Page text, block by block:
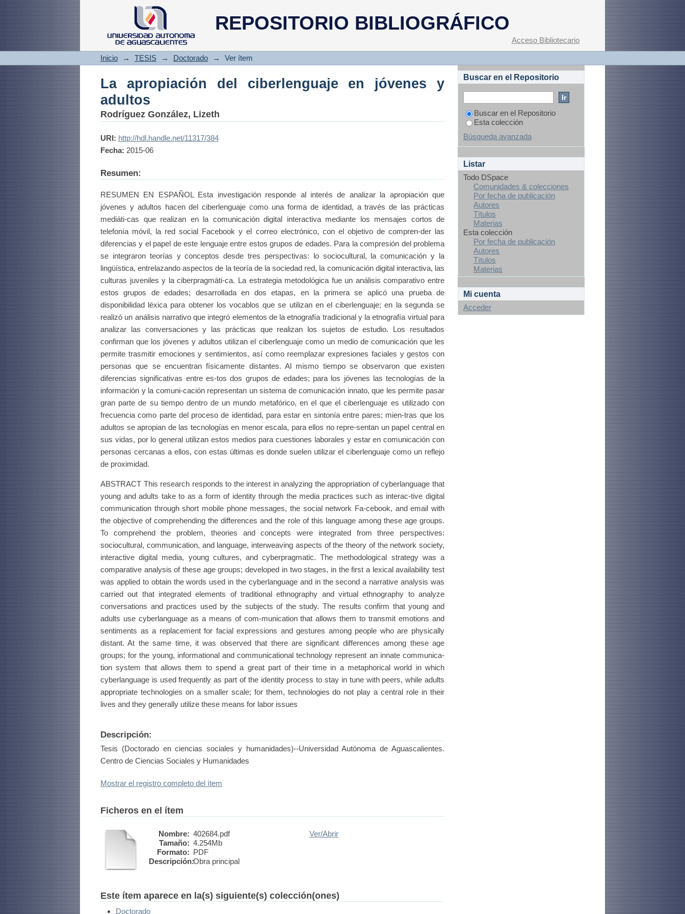
REPOSITORIO BIBLIOGRÁFICO
La apropiación del ciberlenguaje en jóvenes y adultos
Acceso Bibliotecario
Inicio → TESIS → Doctorado → Ver ítem
La apropiación del ciberlenguaje en jóvenes y
adultos
Rodríguez González, Lizeth
URI: http://hdl.handle.net/11317/384
Fecha: 2015-06
Resumen:
RESUMEN EN ESPAÑOL Esta investigación responde al interés de analizar la apropiación que
jóvenes y adultos hacen del ciberlenguaje como una forma de identidad, a través de las prácticas
mediáti-cas que realizan en la comunicación digital interactiva mediante los mensajes cortos de
telefonía móvil, la red social Facebook y el correo electrónico, con el objetivo de compren-der las
diferencias y el papel de este lenguaje entre estos grupos de edades. Para la compresión del problema
se integraron teorías y conceptos desde tres perspectivas: lo sociocultural, la comunicación y la
lingüística, entrelazando aspectos de la teoría de la sociedad red, la comunicación digital interactiva, las
culturas juveniles y la ciberpragmáti-ca. La estrategia metodológica fue un análisis comparativo entre
estos grupos de edades; desarrollada en dos etapas, en la primera se aplicó una prueba de
disponibilidad léxica para obtener los vocablos que se utilizan en el ciberlenguaje; en la segunda se
realizó un análisis narrativo que integró elementos de la etnografía tradicional y la etnografía virtual para
analizar las conversaciones y las prácticas que realizan los sujetos de estudio. Los resultados
confirman que los jóvenes y adultos utilizan el ciberlenguaje como un medio de comunicación que les
permite trasmitir emociones y sentimientos, así como reemplazar expresiones faciales y gestos con
personas que se encuentran físicamente distantes. Al mismo tiempo se observaron que existen
diferencias significativas entre es-tos dos grupos de edades; para los jóvenes las tecnologías de la
información y la comuni-cación representan un sistema de comunicación innato, que les permite pasar
gran parte de su tiempo dentro de un mundo metafórico, en el que el ciberlenguaje es utilizado con
frecuencia como parte del proceso de identidad, para estar en sintonía entre pares; mien-tras que los
adultos se apropian de las tecnologías en menor escala, para ellos no repre-sentan un papel central en
sus vidas, por lo general utilizan estos medios para cuestiones laborales y estar en comunicación con
personas cercanas a ellos, con estas últimas es donde suelen utilizar el ciberlenguaje como un reflejo
de proximidad.
ABSTRACT This research responds to the interest in analyzing the appropriation of cyberlanguage that
young and adults take to as a form of identity through the media practices such as interac-tive digital
communication through short mobile phone messages, the social network Fa-cebook, and email with
the objective of comprehending the differences and the role of this language among these age groups.
To comprehend the problem, theories and concepts were integrated from three perspectives:
sociocultural, communication, and language, interweaving aspects of the theory of the network society,
interactive digital media, young cultures, and cyberpragmatic. The methodological strategy was a
comparative analysis of these age groups; developed in two stages, in the first a lexical availability test
was applied to obtain the words used in the cyberlanguage and in the second a narrative analysis was
carried out that integrated elements of traditional ethnography and virtual ethnography to analyze
conversations and practices used by the subjects of the study. The results confirm that young and
adults use cyberlanguage as a means of com-munication that allows them to transmit emotions and
sentiments as a replacement for facial expressions and gestures among people who are physically
distant. At the same time, it was observed that there are significant differences among these age
groups; for the young, informational and communicational technology represent an innate communica-
tion system that allows them to spend a great part of their time in a metaphorical world in which
cyberlanguage is used frequently as part of the identity process to stay in tune with peers, while adults
appropriate technologies on a smaller scale; for them, technologies do not play a central role in their
lives and they generally utilize these means for labor issues
Descripción:
Tesis (Doctorado en ciencias sociales y humanidades)--Universidad Autónoma de Aguascalientes.
Centro de Ciencias Sociales y Humanidades
Mostrar el registro completo del ítem
Ficheros en el ítem
Nombre: 402684.pdf
Tamaño: 4.254Mb
Formato: PDF
Descripción:Obra principal
Ver/Abrir
Este ítem aparece en la(s) siguiente(s) colección(ones)
Doctorado
Buscar en el Repositorio
Buscar en el Repositorio
Esta colección
Búsqueda avanzada
Listar
Todo DSpace
Comunidades & colecciones
Por fecha de publicación
Autores
Títulos
Materias
Esta colección
Por fecha de publicación
Autores
Títulos
Materias
Mi cuenta
Acceder